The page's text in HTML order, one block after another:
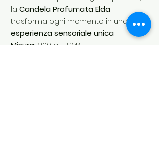
la Candela Profumata Elda
trasforma ogni momento in una
esperienza sensoriale unica.
Misura: 200 g – SMALL